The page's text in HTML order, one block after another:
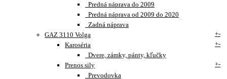
Predná náprava do 2009
Predná náprava od 2009 do 2020
Zadná náprava
GAZ 3110 Volga
+-
Karoséria
+-
Dvere, zámky, pánty, kľučky
Prenos sily
+-
Prevodovka